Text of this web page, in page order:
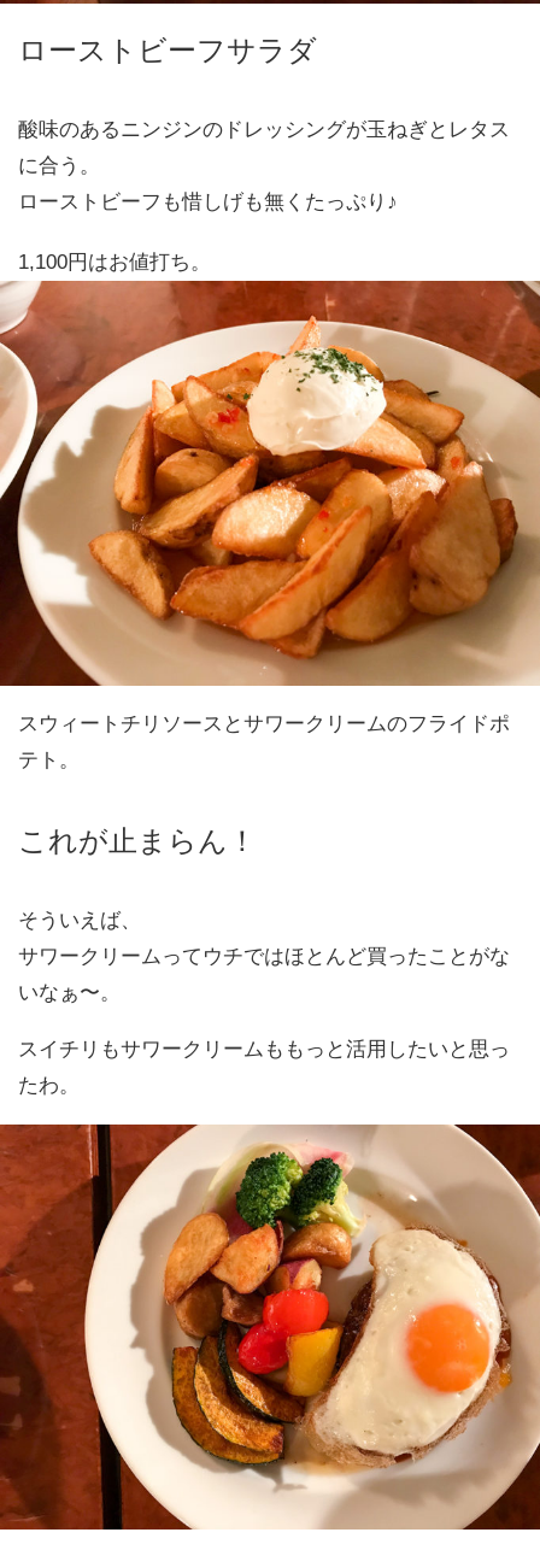
ローストビーフサラダ
酸味のあるニンジンのドレッシングが玉ねぎとレタス
に合う。
ローストビーフも惜しげも無くたっぷり♪
1,100円はお値打ち。
スウィートチリソースとサワークリームのフライドポ
テト。
これが止まらん！
そういえば、
サワークリームってウチではほとんど買ったことがな
いなぁ〜。
スイチリもサワークリームももっと活用したいと思っ
たわ。